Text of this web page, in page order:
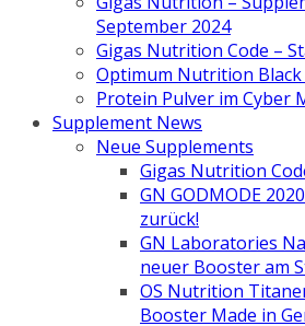
September 2024
Gigas Nutrition Code –
Optimum Nutrition Black
Protein Pulver im Cyber
Supplement News
Neue Supplements
Gigas Nutrition
GN GODMODE
zurück!
GN Laboratories
neuer Booster am
OS Nutrition
Booster Made in